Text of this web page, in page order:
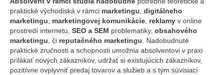
praktické východiská v rámci marketingu digitálneho
marketingu
marketingovej komunikácie reklamy v online
prostredí internetu, SEO a SEM problematiky, obsahového
marketingu , či reputačného marketingu . Nadobudnuté
praktické zručnosti a schopnosti umožnia absolventovi v praxi
prilákať nových zákazníkov, udržať si existujúcich zákazníkov,
pozitívne ovplyvniť predaj tovarov a služieb a s tým súvisiaci